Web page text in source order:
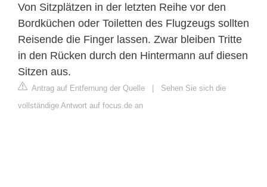
Von Sitzplätzen in der letzten Reihe vor den
Bordküchen oder Toiletten des Flugzeugs sollten
Reisende die Finger lassen. Zwar bleiben Tritte
in den Rücken durch den Hintermann auf diesen
Sitzen aus.
Antrag auf Entfernung der Quelle | Sehen Sie sich die
vollständige Antwort auf focus.de an